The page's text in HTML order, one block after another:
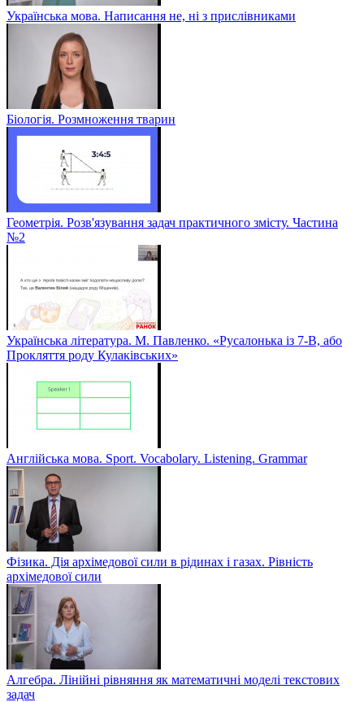
Українська мова. Написання не, ні з прислівниками
Біологія. Розмноження тварин
Геометрія. Розв'язування задач практичного змісту. Частина
№2
Українська література. М. Павленко. «Русалонька із 7-В, або
Прокляття роду Кулаківських»
Англійська мова. Sport. Vocabolary. Listening. Grammar
Фізика. Дія архімедової сили в рідинах і газах. Рівність
архімедової сили
Алгебра. Лінійні рівняння як математичні моделі текстових
задач